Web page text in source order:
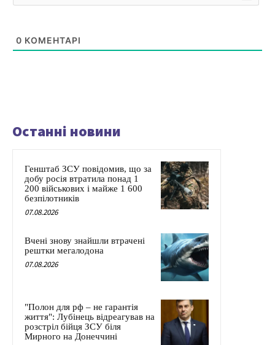
0 КОМЕНТАРІ
Останні новини
Генштаб ЗСУ повідомив, що за
добу росія втратила понад 1
200 військових і майже 1 600
безпілотників
07.08.2026
Вчені знову знайшли втрачені
рештки мегалодона
07.08.2026
"Полон для рф – не гарантія
життя": Лубінець відреагував на
розстріл бійця ЗСУ біля
Мирного на Донеччині